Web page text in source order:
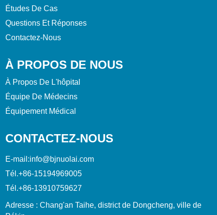
Études De Cas
Questions Et Réponses
Contactez-Nous
À PROPOS DE NOUS
À Propos De L'hôpital
Équipe De Médecins
Équipement Médical
CONTACTEZ-NOUS
E-mail:info@bjnuolai.com
Tél.+86-15194969005
Tél.+86-13910759627
Adresse : Chang'an Taihe, district de Dongcheng, ville de